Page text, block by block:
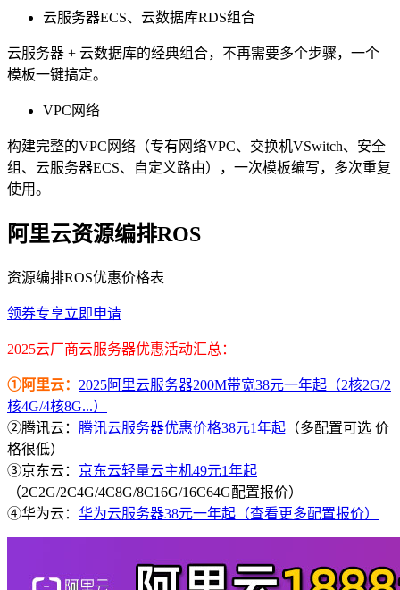
云服务器ECS、云数据库RDS组合
云服务器 + 云数据库的经典组合，不再需要多个步骤，一个
模板一键搞定。
VPC网络
构建完整的VPC网络（专有网络VPC、交换机VSwitch、安全
组、云服务器ECS、自定义路由），一次模板编写，多次重复
使用。
阿里云资源编排ROS
资源编排ROS优惠价格表
领券专享立即申请
2025云厂商云服务器优惠活动汇总：
①阿里云： 2025阿里云服务器200M带宽38元一年起（2核2G/2
核4G/4核8G...）
②腾讯云： 腾讯云服务器优惠价格38元1年起 （多配置可选 价
格很低）
③京东云： 京东云轻量云主机49元1年起
（2C2G/2C4G/4C8G/8C16G/16C64G配置报价）
④华为云： 华为云服务器38元一年起（查看更多配置报价）